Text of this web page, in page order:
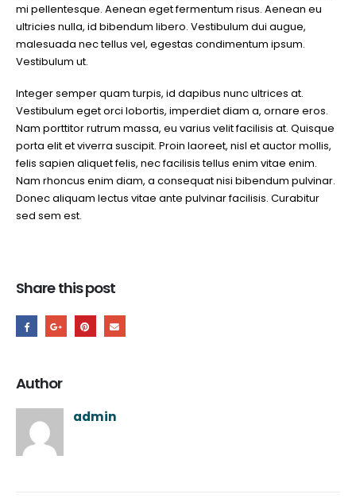
mi pellentesque. Aenean eget fermentum risus. Aenean eu
ultricies nulla, id bibendum libero. Vestibulum dui augue,
malesuada nec tellus vel, egestas condimentum ipsum.
Vestibulum ut.
Integer semper quam turpis, id dapibus nunc ultrices at.
Vestibulum eget orci lobortis, imperdiet diam a, ornare eros.
Nam porttitor rutrum massa, eu varius velit facilisis at. Quisque
porta elit et viverra suscipit. Proin laoreet, nisl et auctor mollis,
felis sapien aliquet felis, nec facilisis tellus enim vitae enim.
Nam rhoncus enim diam, a consequat nisi bibendum pulvinar.
Donec aliquam lectus vitae ante pulvinar facilisis. Curabitur
sed sem est.
Share this post
Author
admin